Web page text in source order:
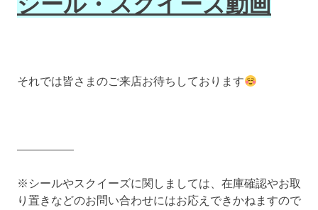
それでは皆さまのご来店お待ちしております
—————
※シールやスクイーズに関しましては、在庫確認やお取
り置きなどのお問い合わせにはお応えできかねますので